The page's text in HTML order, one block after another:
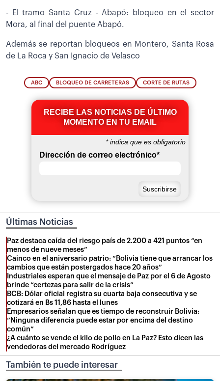
- El tramo Santa Cruz - Abapó: bloqueo en el sector
Mora, al final del puente Abapó.
Además se reportan bloqueos en Montero, Santa Rosa
de La Roca y San Ignacio de Velasco
ABC BLOQUEO DE CARRETERAS CORTE DE RUTAS
RECIBE LAS NOTICIAS DE ÚLTIMO
MOMENTO EN TU EMAIL
*indica que es obligatorio
Dirección de correo electrónico*
Últimas Noticias
Paz destaca caída del riesgo país de 2.200 a 421 puntos “en
menos de nueve meses”
Cainco en el aniversario patrio: “Bolivia tiene que arrancar los
cambios que están postergados hace 20 años”
Industriales esperan que el mensaje de Paz por el 6 de Agosto
brinde “certezas para salir de la crisis”
BCB: Dólar oficial registra su cuarta baja consecutiva y se
cotizará en Bs 11,86 hasta el lunes
Empresarios señalan que es tiempo de reconstruir Bolivia:
“Ninguna diferencia puede estar por encima del destino
común”
¿A cuánto se vende el kilo de pollo en La Paz? Esto dicen las
vendedoras del mercado Rodríguez
También te puede interesar